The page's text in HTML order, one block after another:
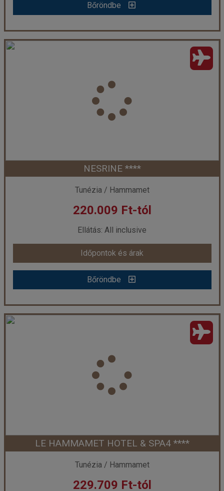
Bőröndbe
Thapsus Beach Resort ***
Város:Mahdia
Utazás módja:
Repülővel
Ellátás:
All inclusive
Szálláskategória:Hotel ***
Egyágyas szoba Single Parent Kertre néző
Időpont: 2026-09-29 | 7 éj
már 213.799 Ft-tól
Időpontok és árak
Bőröndbe
NESRINE ****
Tunézia / Hammamet
220.009 Ft-tól
Ellátás: All inclusive
Időpontok és árak
Bőröndbe
NESRINE ****
Város:Hammamet
Utazás módja:
Repülővel
Ellátás:
All inclusive
Szálláskategória:Hotel ****
Kétágyas szoba
Időpont: 2026-09-22 | 7 éj
LE HAMMAMET HOTEL & SPA4 ****
Tunézia / Hammamet
229.709 Ft-tól